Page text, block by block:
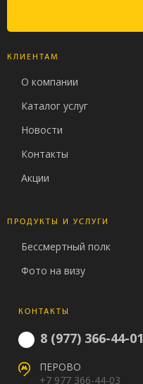
КЛИЕНТАМ
О компании
Каталог услуг
Новости
Контакты
Акции
ПРОДУКТЫ И УСЛУГИ
Бессмертный полк
Фото на визу
КОНТАКТЫ
8 (977) 366-44-01
ПЕРОВО
+7 977 366-44-03